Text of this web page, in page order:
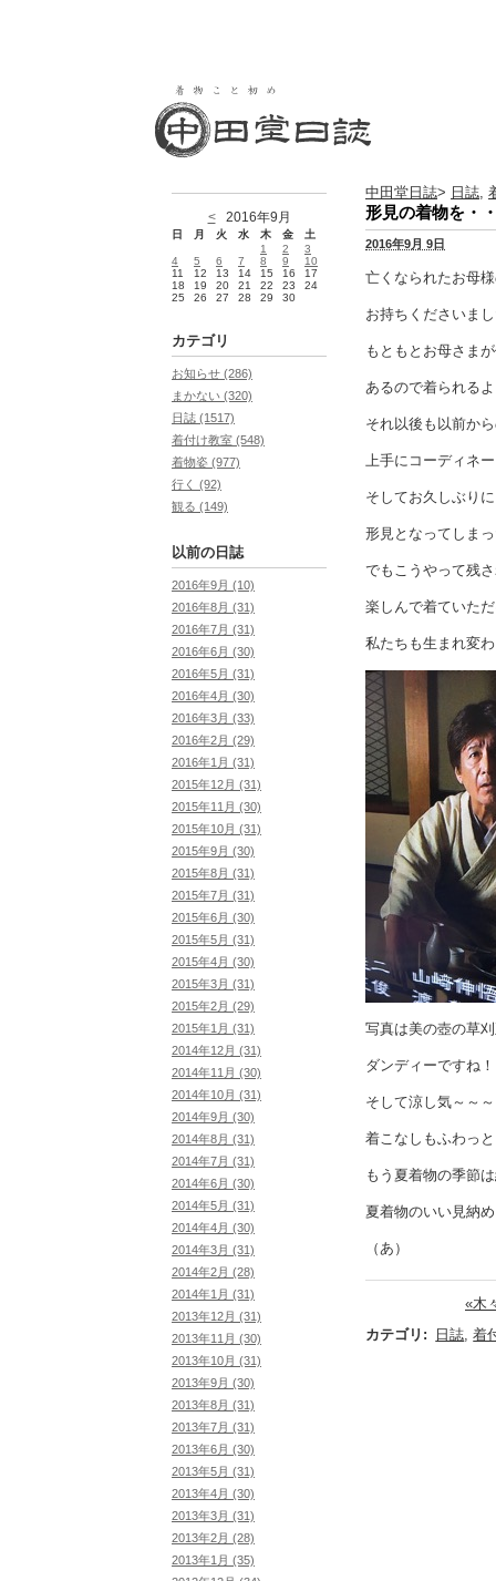
中田堂日誌> 日誌,
形見の着物を・
2016年9月 9日
亡くなられたお母
お持ちくださいま
もともとお母さま
あるので着られる
それ以後も以前か
上手にコーディネ
そしてお久しぶり
形見となってしま
でもこうやって残
楽しんで着ていた
私たちも生まれ変
写真は美の壺の草
ダンディーですね！
そして涼し気～～～
着こなしもふわっ
もう夏着物の季節
夏着物のいい見納
（あ）
«木
カテゴリ : 日誌 着
<2016年9月
日 月 火 水 木 金
土
1
2
3
4
5 6 7 8 9
10
11
12 13 14 15 16
17
18
19 20 21 22 23
24
25
26 27 28 29 30
カテゴリ
お知らせ (286)
まかない (320)
日誌 (1517)
着付け教室 (548)
着物姿 (977)
行く (92)
観る (149)
以前の日誌
2016年9月 (10)
2016年8月 (31)
2016年7月 (31)
2016年6月 (30)
2016年5月 (31)
2016年4月 (30)
2016年3月 (33)
2016年2月 (29)
2016年1月 (31)
2015年12月 (31)
2015年11月 (30)
2015年10月 (31)
2015年9月 (30)
2015年8月 (31)
2015年7月 (31)
2015年6月 (30)
2015年5月 (31)
2015年4月 (30)
2015年3月 (31)
2015年2月 (29)
2015年1月 (31)
2014年12月 (31)
2014年11月 (30)
2014年10月 (31)
2014年9月 (30)
2014年8月 (31)
2014年7月 (31)
2014年6月 (30)
2014年5月 (31)
2014年4月 (30)
2014年3月 (31)
2014年2月 (28)
2014年1月 (31)
2013年12月 (31)
2013年11月 (30)
2013年10月 (31)
2013年9月 (30)
2013年8月 (31)
2013年7月 (31)
2013年6月 (30)
2013年5月 (31)
2013年4月 (30)
2013年3月 (31)
2013年2月 (28)
2013年1月 (35)